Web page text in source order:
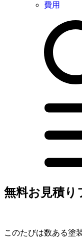
費用
無料お見積り
このたびは数ある塗